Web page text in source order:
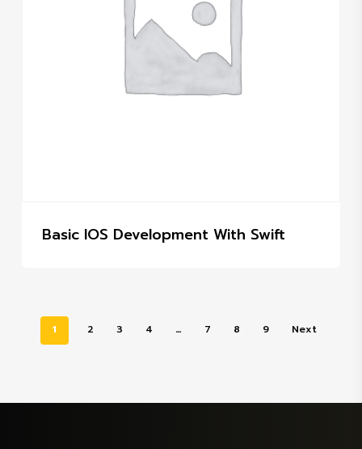
Basic IOS Development With Swift
1 2 3 4 … 7 8 9 Next